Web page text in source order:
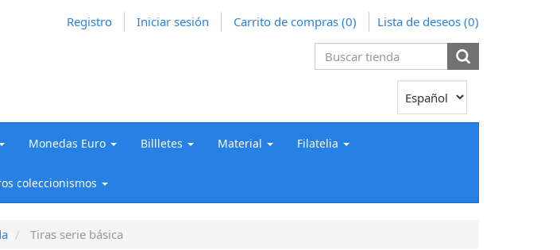
Registro Iniciar sesión Carrito de compras (0) Lista de deseos (0)
Monedas Euro Billletes Material Filatelia
coleccionismos
Tiras serie básica